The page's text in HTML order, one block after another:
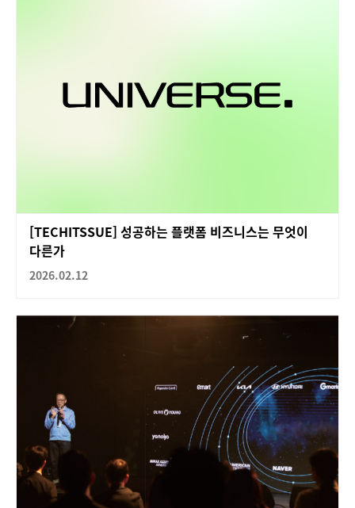
[TECHITSSUE] 성공하는 플랫폼 비즈니스는 무엇이
다른가
2026.02.12